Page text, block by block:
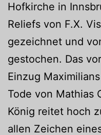
Hofkirche in
Reliefs von F.X.
gezeichnet und
gestochen. Das
Einzug
Tode von Mathias
König reitet hoch
allen Zeichen